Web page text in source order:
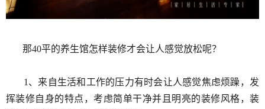
那40平的养生馆怎样装修才会让人感觉放松呢？
1、来自生活和工作的压力有时会让人感觉焦虑烦躁，发
挥装修自身的特点，考虑简单干净并且明亮的装修风格，装